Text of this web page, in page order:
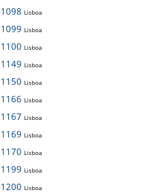
1098 Lisboa
1099 Lisboa
1100 Lisboa
1149 Lisboa
1150 Lisboa
1166 Lisboa
1167 Lisboa
1169 Lisboa
1170 Lisboa
1199 Lisboa
1200 Lisboa